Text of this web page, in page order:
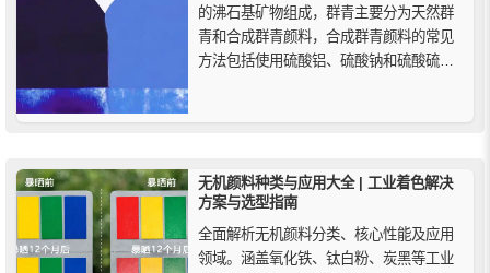
的沸石基矿物组成，群青主要分为天然群
青和合成群青颜料，合成群青颜料的常见
方法包括使用硫酸铝、硫酸钠和硫酸硫化
匀，所含杂质也更少。
无机颜料种类与应用大全 | 工业着色解决
方案与选型指南
全面解析无机颜料分类、核心性能及应用
领域。涵盖氧化铁、钛白粉、炭黑等工业